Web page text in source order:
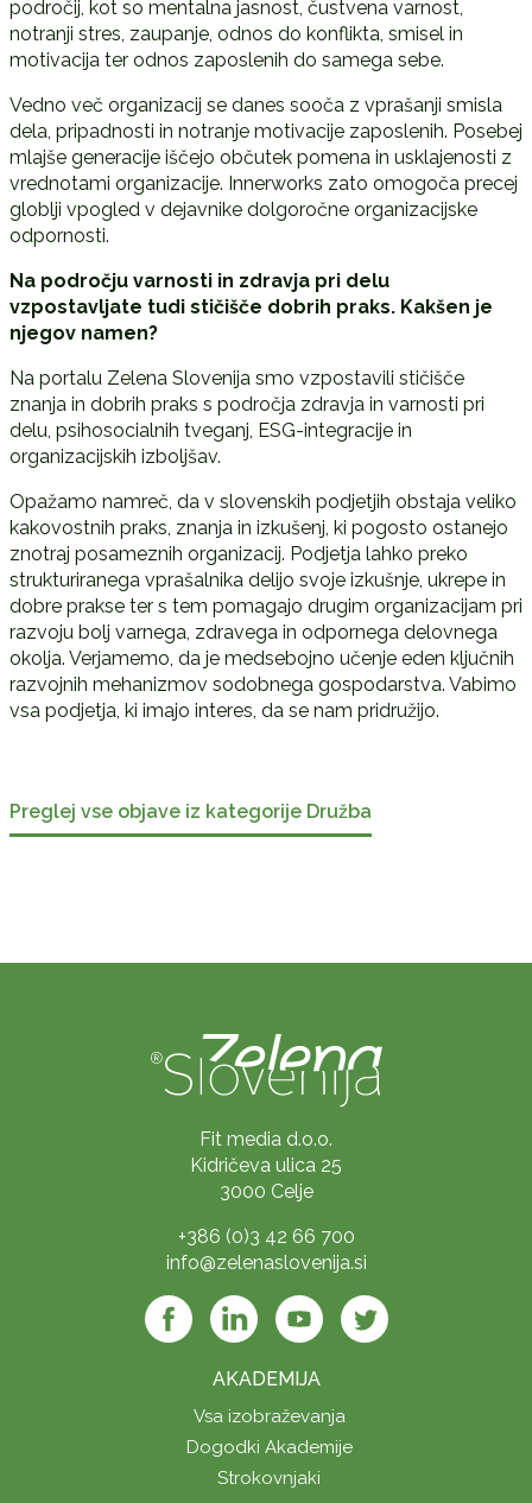
področij, kot so mentalna jasnost, čustvena varnost,
notranji stres, zaupanje, odnos do konflikta, smisel in
motivacija ter odnos zaposlenih do samega sebe.
Vedno več organizacij se danes sooča z vprašanji smisla
dela, pripadnosti in notranje motivacije zaposlenih. Posebej
mlajše generacije iščejo občutek pomena in usklajenosti z
vrednotami organizacije. Innerworks zato omogoča precej
globlji vpogled v dejavnike dolgoročne organizacijske
odpornosti.
Na področju varnosti in zdravja pri delu
vzpostavljate tudi stičišče dobrih praks. Kakšen je
njegov namen?
Na portalu Zelena Slovenija smo vzpostavili stičišče
znanja in dobrih praks s področja zdravja in varnosti pri
delu, psihosocialnih tveganj, ESG-integracije in
organizacijskih izboljšav.
Opažamo namreč, da v slovenskih podjetjih obstaja veliko
kakovostnih praks, znanja in izkušenj, ki pogosto ostanejo
znotraj posameznih organizacij. Podjetja lahko preko
strukturiranega vprašalnika delijo svoje izkušnje, ukrepe in
dobre prakse ter s tem pomagajo drugim organizacijam pri
razvoju bolj varnega, zdravega in odpornega delovnega
okolja. Verjamemo, da je medsebojno učenje eden ključnih
razvojnih mehanizmov sodobnega gospodarstva. Vabimo
vsa podjetja, ki imajo interes, da se nam pridružijo.
Preglej vse objave iz kategorije Družba
Fit media d.o.o.
Kidričeva ulica 25
3000 Celje
+386 (0)3 42 66 700
info@zelenaslovenija.si
AKADEMIJA
Vsa izobraževanja
Dogodki Akademije
Strokovnjaki